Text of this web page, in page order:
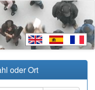
oder Ort